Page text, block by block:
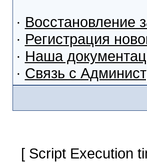
· Восстановление
· Регистрация
· Наша
· Связь с
[ Script Execution